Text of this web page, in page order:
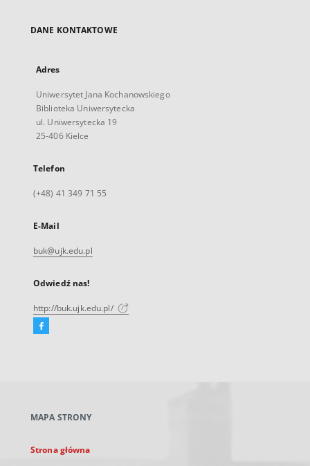
DANE KONTAKTOWE
Adres
Uniwersytet Jana Kochanowskiego
Biblioteka Uniwersytecka
ul. Uniwersytecka 19
25-406 Kielce
Telefon
(+48) 41 349 71 55
E-Mail
buk@ujk.edu.pl
Odwiedź nas!
http://buk.ujk.edu.pl/
Facebook
karcie
MAPA STRONY
Strona główna